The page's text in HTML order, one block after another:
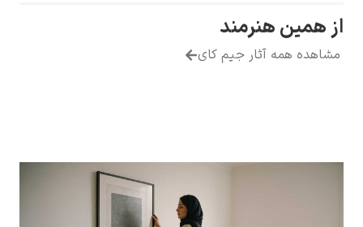
همین هنرمند
همه آثار جیم کای